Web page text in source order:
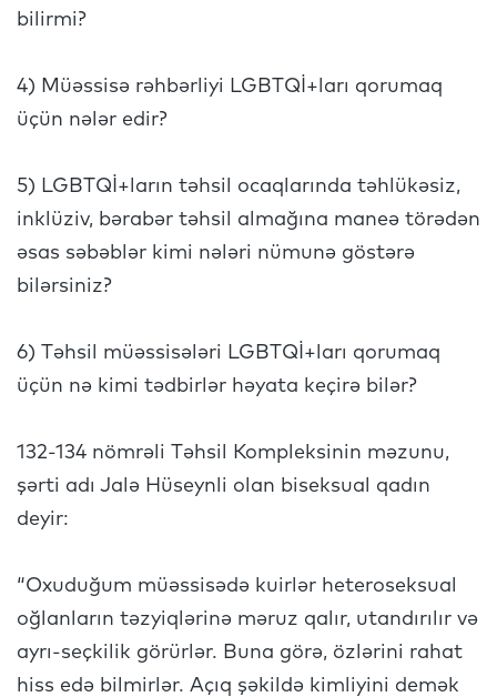
bilirmi?
4) Müəssisə rəhbərliyi LGBTQİ+ları qorumaq
üçün nələr edir?
5) LGBTQİ+ların təhsil ocaqlarında təhlükəsiz,
inklüziv, bərabər təhsil almağına maneə törədən
əsas səbəblər kimi nələri nümunə göstərə
bilərsiniz?
6) Təhsil müəssisələri LGBTQİ+ları qorumaq
üçün nə kimi tədbirlər həyata keçirə bilər?
132-134 nömrəli Təhsil Kompleksinin məzunu,
şərti adı Jalə Hüseynli olan biseksual qadın
deyir:
“Oxuduğum müəssisədə kuirlər heteroseksual
oğlanların təzyiqlərinə məruz qalır, utandırılır və
ayrı-seçkilik görürlər. Buna görə, özlərini rahat
hiss edə bilmirlər. Açıq şəkildə kimliyini demək